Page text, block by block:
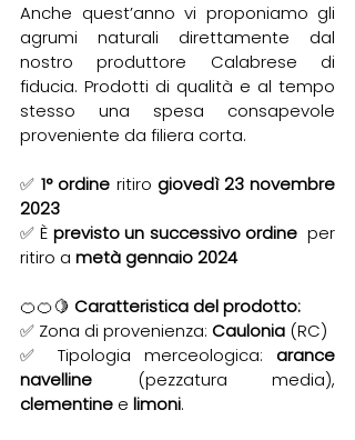
Anche quest’anno vi proponiamo gli
agrumi naturali direttamente dal
nostro produttore Calabrese di
fiducia. Prodotti di qualità e al tempo
stesso una spesa consapevole
proveniente da filiera corta.
✅ 1° ordine ritiro giovedì 23 novembre
2023
✅ È previsto un successivo ordine
  per
ritiro a metà gennaio 2024
🍊🍊🍋 Caratteristica del prodotto:
✅ Zona di provenienza: Caulonia (RC)
✅ Tipologia merceologica: arance
navelline
clementine e limoni.